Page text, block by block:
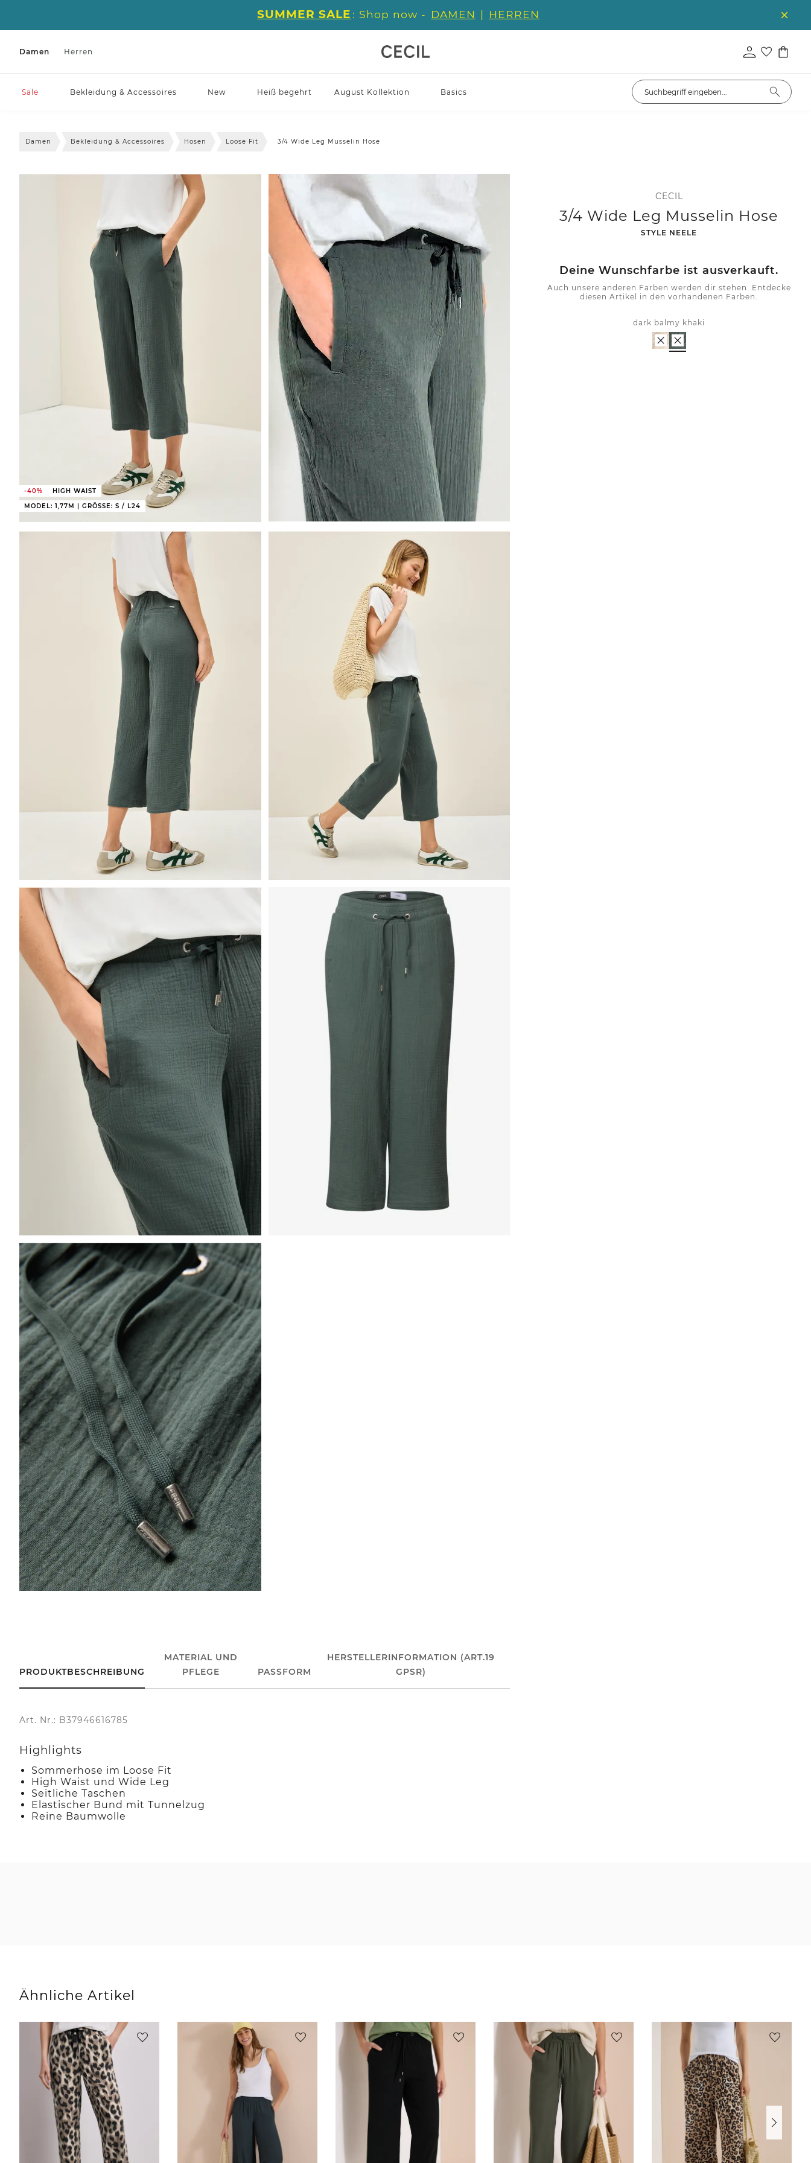
SUMMER SALE : Shop now - DAMEN | HERREN
Damen Herren
Sale Bekleidung & Accessoires New Heiß begehrt August Kollektion Basics
Damen Bekleidung & Accessoires Hosen Loose Fit 3/4 Wide Leg Musselin Hose
-40%
HIGH WAIST
MODEL: 1,77M | GRÖSSE: S / L24
CECIL
3/4 Wide Leg Musselin Hose
-
STYLE NEELE
Deine Wunschfarbe ist ausverkauft.
Auch unsere anderen Farben werden dir stehen. Entdecke
diesen Artikel in den vorhandenen Farben.
dark balmy khaki
PRODUKTBESCHREIBUNG
MATERIAL UND
PFLEGE
PASSFORM
HERSTELLERINFORMATION (ART.19
GPSR)
Art. Nr.: B37946616785
Highlights
Sommerhose im Loose Fit
High Waist und Wide Leg
Seitliche Taschen
Elastischer Bund mit Tunnelzug
Reine Baumwolle
Ähnliche Artikel